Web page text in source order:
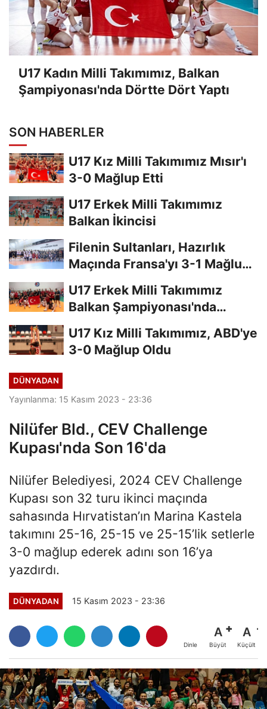
U17 Kadın Milli Takımımız, Balkan
Şampiyonası'nda Dörtte Dört Yaptı
SON HABERLER
U17 Kız Milli Takımımız Mısır'ı
3-0 Mağlup Etti
U17 Erkek Milli Takımımız
Balkan İkincisi
Filenin Sultanları, Hazırlık
Maçında Fransa'yı 3-1 Mağlup
U17 Erkek Milli Takımımız
Balkan Şampiyonası'nda
U17 Kız Milli Takımımız, ABD'ye
3-0 Mağlup Oldu
DÜNYADAN
Yayınlanma: 15 Kasım 2023 - 23:36
Nilüfer Bld., CEV Challenge
Kupası'nda Son 16'da
Nilüfer Belediyesi, 2024 CEV Challenge
Kupası son 32 turu ikinci maçında
sahasında Hırvatistan’ın Marina Kastela
takımını 25-16, 25-15 ve 25-15’lik setlerle
3-0 mağlup ederek adını son 16’ya
yazdırdı.
DÜNYADAN 15 Kasım 2023 - 23:36
Dinle
A
Büyüt
A
Küçült